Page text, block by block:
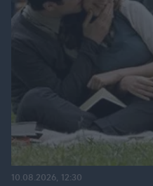
10.08.2026, 12:30